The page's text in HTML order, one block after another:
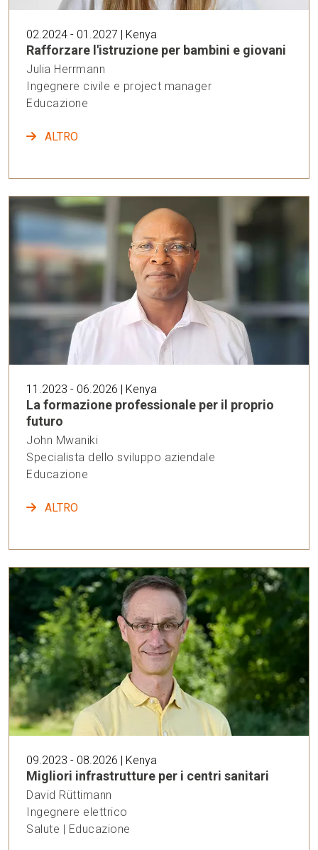
02.2024 - 01.2027 | Kenya
Rafforzare l'istruzione per bambini e giovani
Julia Herrmann
Ingegnere civile e project manager
Educazione
ALTRO
11.2023 - 06.2026 | Kenya
La formazione professionale per il proprio
futuro
John Mwaniki
Specialista dello sviluppo aziendale
Educazione
ALTRO
09.2023 - 08.2026 | Kenya
Migliori infrastrutture per i centri sanitari
David Rüttimann
Ingegnere elettrico
Salute | Educazione